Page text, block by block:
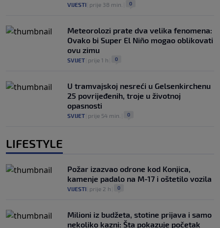
VIJESTI prije 38 min. 0
Meteorolozi prate dva velika fenomena:
Ovako bi Super El Niño mogao oblikovati
ovu zimu
SVIJET prije 1 h 0
U tramvajskoj nesreći u Gelsenkirchenu
25 povrijeđenih, troje u životnoj
opasnosti
SVIJET prije 54 min. 0
LIFESTYLE
Požar izazvao odrone kod Konjica,
kamenje padalo na M-17 i oštetilo vozila
VIJESTI prije 2 h 0
Milioni iz budžeta, stotine prijava i samo
nekoliko kazni: Šta pokazuje početak